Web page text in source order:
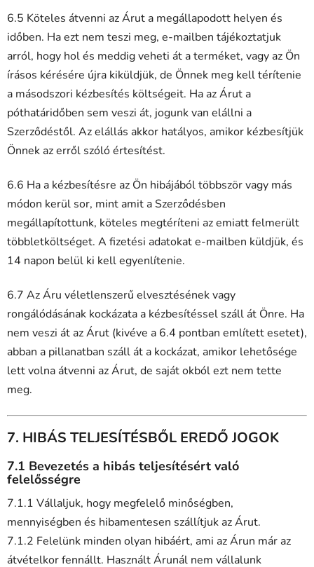
6.5 Köteles átvenni az Árut a megállapodott helyen és
időben. Ha ezt nem teszi meg, e-mailben tájékoztatjuk
arról, hogy hol és meddig veheti át a terméket, vagy az Ön
írásos kérésére újra kiküldjük, de Önnek meg kell térítenie
a másodszori kézbesítés költségeit. Ha az Árut a
póthatáridőben sem veszi át, jogunk van elállni a
Szerződéstől. Az elállás akkor hatályos, amikor kézbesítjük
Önnek az erről szóló értesítést.
6.6 Ha a kézbesítésre az Ön hibájából többször vagy más
módon kerül sor, mint amit a Szerződésben
megállapítottunk, köteles megtéríteni az emiatt felmerült
többletköltséget. A fizetési adatokat e-mailben küldjük, és
14 napon belül ki kell egyenlítenie.
6.7 Az Áru véletlenszerű elvesztésének vagy
rongálódásának kockázata a kézbesítéssel száll át Önre. Ha
nem veszi át az Árut (kivéve a 6.4 pontban említett esetet),
abban a pillanatban száll át a kockázat, amikor lehetősége
lett volna átvenni az Árut, de saját okból ezt nem tette
meg.
7. HIBÁS TELJESÍTÉSBŐL EREDŐ JOGOK
7.1 Bevezetés a hibás teljesítésért való
felelősségre
7.1.1 Vállaljuk, hogy megfelelő minőségben,
mennyiségben és hibamentesen szállítjuk az Árut.
7.1.2 Felelünk minden olyan hibáért, ami az Árun már az
átvételkor fennállt. Használt Árunál nem vállalunk